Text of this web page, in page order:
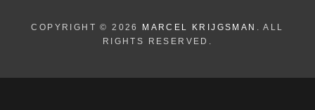
COPYRIGHT © 2026 MARCEL KRIJGSMAN . ALL
RIGHTS RESERVED.